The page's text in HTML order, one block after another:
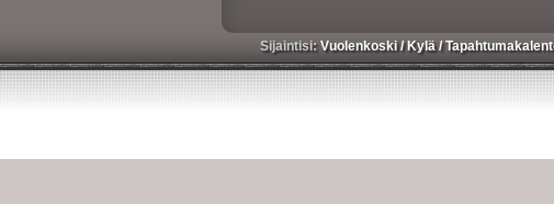
Sijaintisi:Vuolenkoski/ Kylä/